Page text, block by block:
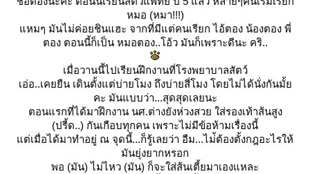
หมอ (หมา!!!)
หมๆ มันไม่ค่อยชินแฮะ จากที่มีแต่คนเรียก ไอ้ตอง น้องตอง พี่
ตอง ตอนนี้ก็เป็น หมอตอง..โอ้ว มันก็เพราะดีนะ คริ..
เมื่อวานนี้ไปเรียนฝึกงานที่โรงพยาบาลสัตว์
เอ่อ..เคยยืน เดินตั้งแต่บ่ายโมง ถึงบ่ายสี่โมง โดยไม่ได้นั่งกันมั้
คะ มันแบบว่า...สุดสุดเลยนะ
ตอนแรกที่ได้มาฝึกงาน นศ.ต่างยังห่วงสวย ใส่รองเท้าส้นสูง
(ปรี้ด..) กันเกือบทุกคน เพราะไม่มีข้อห้ามเรื่องนี้
ต่เมื่อได้มาทำอยู่ ณ จุดนี้...ก็รู้เลยว่า อืม...ไม่้ต้องตั้งกฎอะไรให้
มันยุ่งยากหรอก
พอ (มัน) ไม่ไหว (มัน) ก็จะใส่ส้นเตี้ยมาเองแหละ